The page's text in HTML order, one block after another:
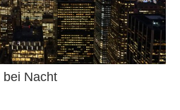
bei Nacht